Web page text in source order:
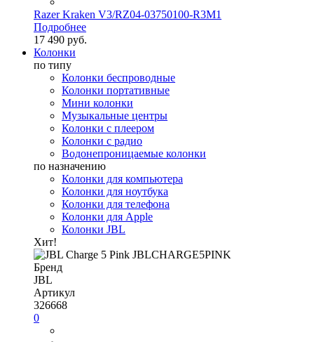
Razer Kraken V3/RZ04-03750100-R3M1
Подробнее
17 490 руб.
Колонки
по типу
Колонки беспроводные
Колонки портативные
Мини колонки
Музыкальные центры
Колонки с плеером
Колонки с радио
Водонепроницаемые колонки
по назначению
Колонки для компьютера
Колонки для ноутбука
Колонки для телефона
Колонки для Apple
Колонки JBL
Хит!
Бренд
JBL
Артикул
326668
0